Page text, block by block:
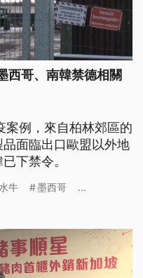
西哥、南韓禁德相關
例，來自柏林郊區的
面臨出口歐盟以外地
下禁令。
水牛 墨西哥 ...